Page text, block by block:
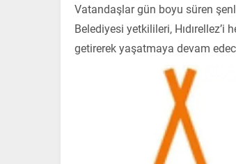
Vatandaşlar gün boyu süren
Belediyesi yetkilileri, Hıdırellez’i
getirerek yaşatmaya devam